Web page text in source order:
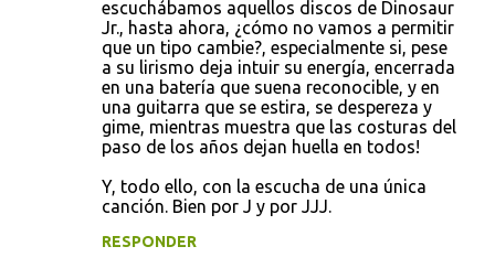
escuchábamos aquellos discos de Dinosaur
Jr., hasta ahora, ¿cómo no vamos a permitir
que un tipo cambie?, especialmente si, pese
a su lirismo deja intuir su energía, encerrada
en una batería que suena reconocible, y en
una guitarra que se estira, se despereza y
gime, mientras muestra que las costuras del
paso de los años dejan huella en todos!
Y, todo ello, con la escucha de una única
canción. Bien por J y por JJJ.
RESPONDER